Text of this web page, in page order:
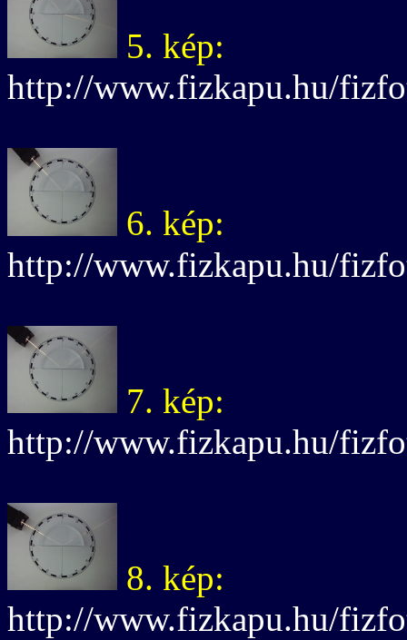
5. kép:
http://www.fizkapu.hu/
6. kép:
http://www.fizkapu.hu/
7. kép:
http://www.fizkapu.hu/
8. kép:
http://www.fizkapu.hu/